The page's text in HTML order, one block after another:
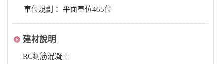
車位規劃： 平面車位465位
建材說明
RC鋼筋混凝土